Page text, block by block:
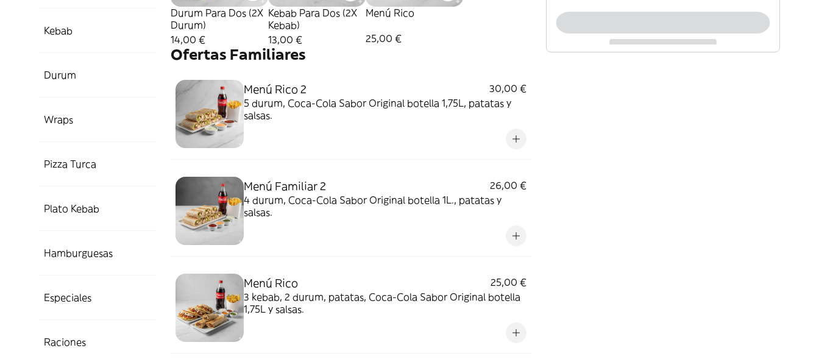
Kebab
Durum
Wraps
Pizza Turca
Plato Kebab
Hamburguesas
Especiales
Raciones
Durum Para Dos (2X
Durum)
14,00 €
Kebab Para Dos (2X
Kebab)
13,00 €
Menú Rico
25,00 €
Ofertas Familiares
Menú Rico 2
30,00 €
5 durum, Coca-Cola Sabor Original botella 1,75L, patatas y
salsas.
Menú Familiar 2
26,00 €
4 durum, Coca-Cola Sabor Original botella 1L., patatas y
salsas.
Menú Rico
25,00 €
3 kebab, 2 durum, patatas, Coca-Cola Sabor Original botella
1,75L y salsas.